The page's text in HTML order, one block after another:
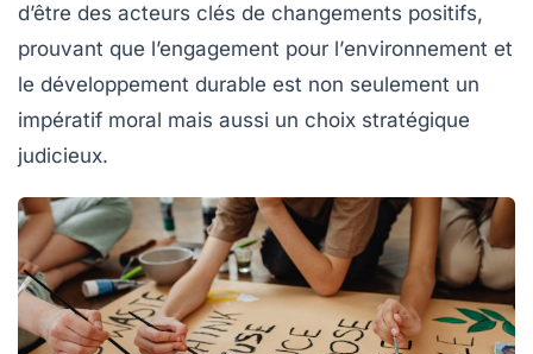
d’être des acteurs clés de changements positifs,
prouvant que l’engagement pour l’environnement et
le développement durable est non seulement un
impératif moral mais aussi un choix stratégique
judicieux.